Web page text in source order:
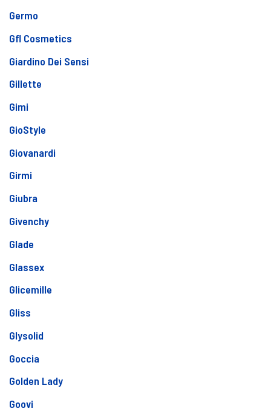
Germo
Gfl Cosmetics
Giardino Dei Sensi
Gillette
Gimi
GioStyle
Giovanardi
Girmi
Giubra
Givenchy
Glade
Glassex
Glicemille
Gliss
Glysolid
Goccia
Golden Lady
Goovi